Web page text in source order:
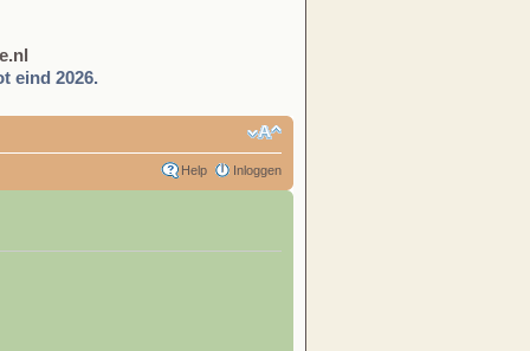
eind 2026.
Help Inloggen